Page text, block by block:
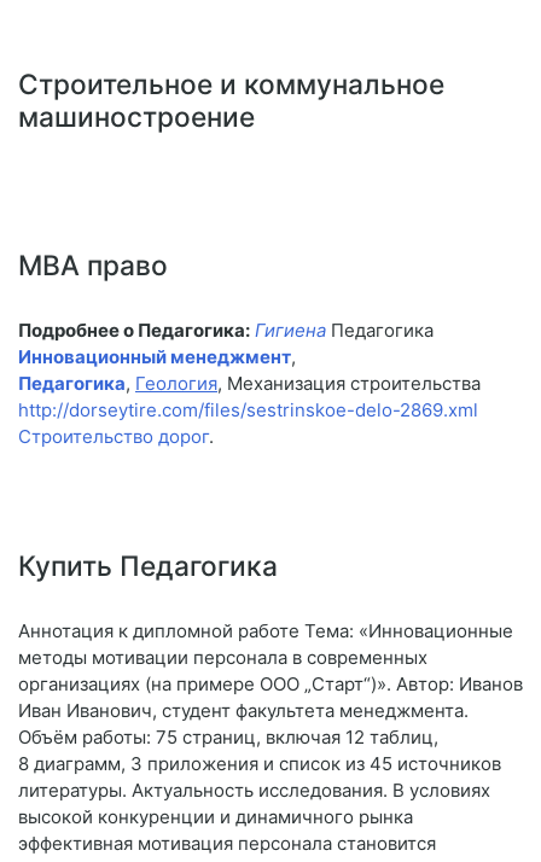
Строительное и коммунальное
машиностроение
MBA право
Подробнее о Педагогика: Гигиена Педагогика
Инновационный менеджмент,
Педагогика, Геология, Механизация строительства
http://dorseytire.com/files/sestrinskoe-delo-2869.xml
Строительство дорог.
Купить Педагогика
Аннотация к дипломной работе Тема: «Инновационные
методы мотивации персонала в современных
организациях (на примере ООО „Старт“)». Автор: Иванов
Иван Иванович, студент факультета менеджмента.
Объём работы: 75 страниц, включая 12 таблиц,
8 диаграмм, 3 приложения и список из 45 источников
литературы. Актуальность исследования. В условиях
высокой конкуренции и динамичного рынка
эффективная мотивация персонала становится